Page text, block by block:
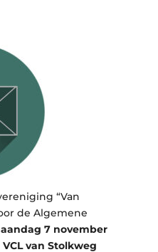
“Van
de Algemene
7 november
van Stolkweg